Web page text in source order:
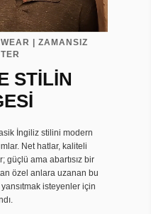
| ZAMANSIZ
STİLİN
İngiliz stilini modern
Net hatlar, kaliteli
güçlü ama abartısız bir
özel anlara uzanan bu
isteyenler için